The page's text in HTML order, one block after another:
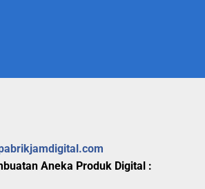
Aneka Produk Digital :